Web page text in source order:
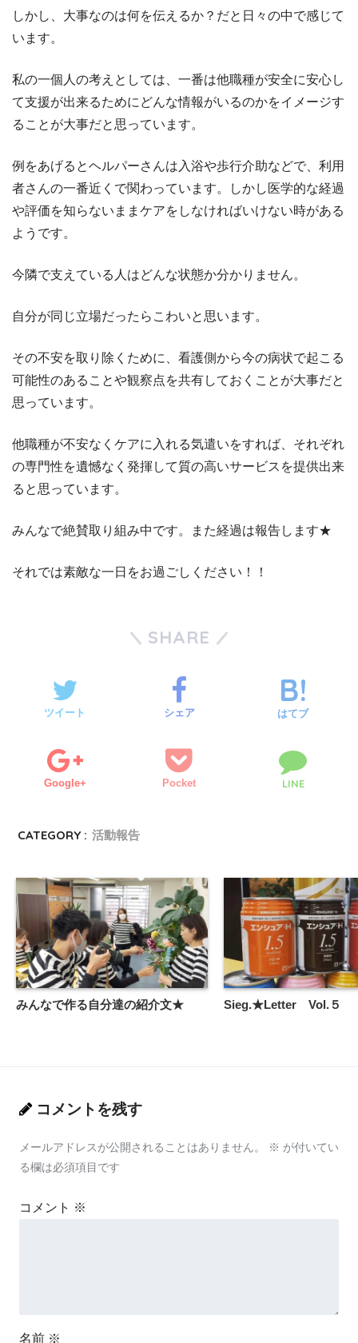
しかし、大事なのは何を伝えるか？だと日々の中で感じて
います。
私の一個人の考えとしては、一番は他職種が安全に安心し
て支援が出来るためにどんな情報がいるのかをイメージす
ることが大事だと思っています。
例をあげるとヘルパーさんは入浴や歩行介助などで、利用
者さんの一番近くで関わっています。しかし医学的な経過
や評価を知らないままケアをしなければいけない時がある
ようです。
今隣で支えている人はどんな状態か分かりません。
自分が同じ立場だったらこわいと思います。
その不安を取り除くために、看護側から今の病状で起こる
可能性のあることや観察点を共有しておくことが大事だと
思っています。
他職種が不安なくケアに入れる気遣いをすれば、それぞれ
の専門性を遺憾なく発揮して質の高いサービスを提供出来
ると思っています。
みんなで絶賛取り組み中です。また経過は報告します★
それでは素敵な一日をお過ごしください！！
SHARE
ツイート シェア はてブ
Google+ Pocket LINE
CATEGORY : 活動報告
みんなで作る自分達の紹介文★ Sieg.★Letter Vol.５
コメントを残す
メールアドレスが公開されることはありません。 ※ が付いてい
る欄は必須項目です
コメント ※
名前 ※